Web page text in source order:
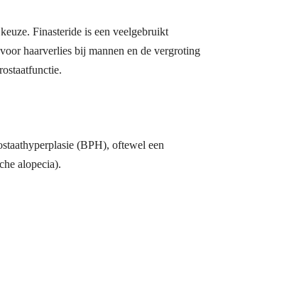
Finasteride is een veelgebruikt
haarverlies bij mannen en de vergroting
(BPH), oftewel een
alopecia).